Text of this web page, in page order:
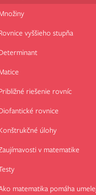
vyššieho stupňa
riešenie rovníc
rovnice
úlohy
v matematike
matematika pomáha